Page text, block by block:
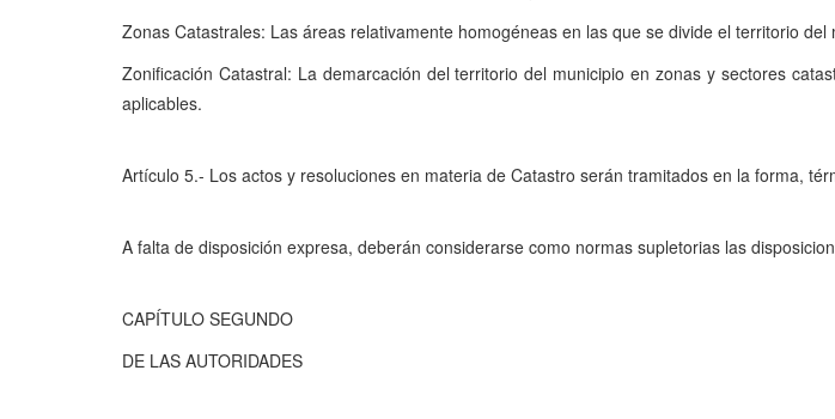
Zonas Catastrales: Las áreas relativamente homogéneas en las que se divide el territorio del
Zonificación Catastral: La demarcación del territorio del municipio en zonas y sectores
aplicables.
Artículo 5.- Los actos y resoluciones en materia de Catastro serán tramitados en la forma,
A falta de disposición expresa, deberán considerarse como normas supletorias las
CAPÍTULO SEGUNDO
DE LAS AUTORIDADES